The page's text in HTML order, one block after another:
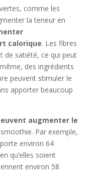
comme les
la teneur en
calorique. Les fibres
de satiété, ce qui peut
des ingrédients
peuvent stimuler le
apporter beaucoup
augmenter le
Par exemple,
environ 64
qu’elles soient
environ 58